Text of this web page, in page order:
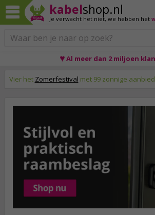
kabelshop.nl
Je verwacht het niet, we hebben het
Op werkdagen voor 23:59 uur
Vier het Zomerfestival met 99 zonnige